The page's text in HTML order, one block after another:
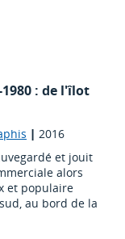
: de l'îlot
| 2016
et jouit
alors
et populaire
au bord de la